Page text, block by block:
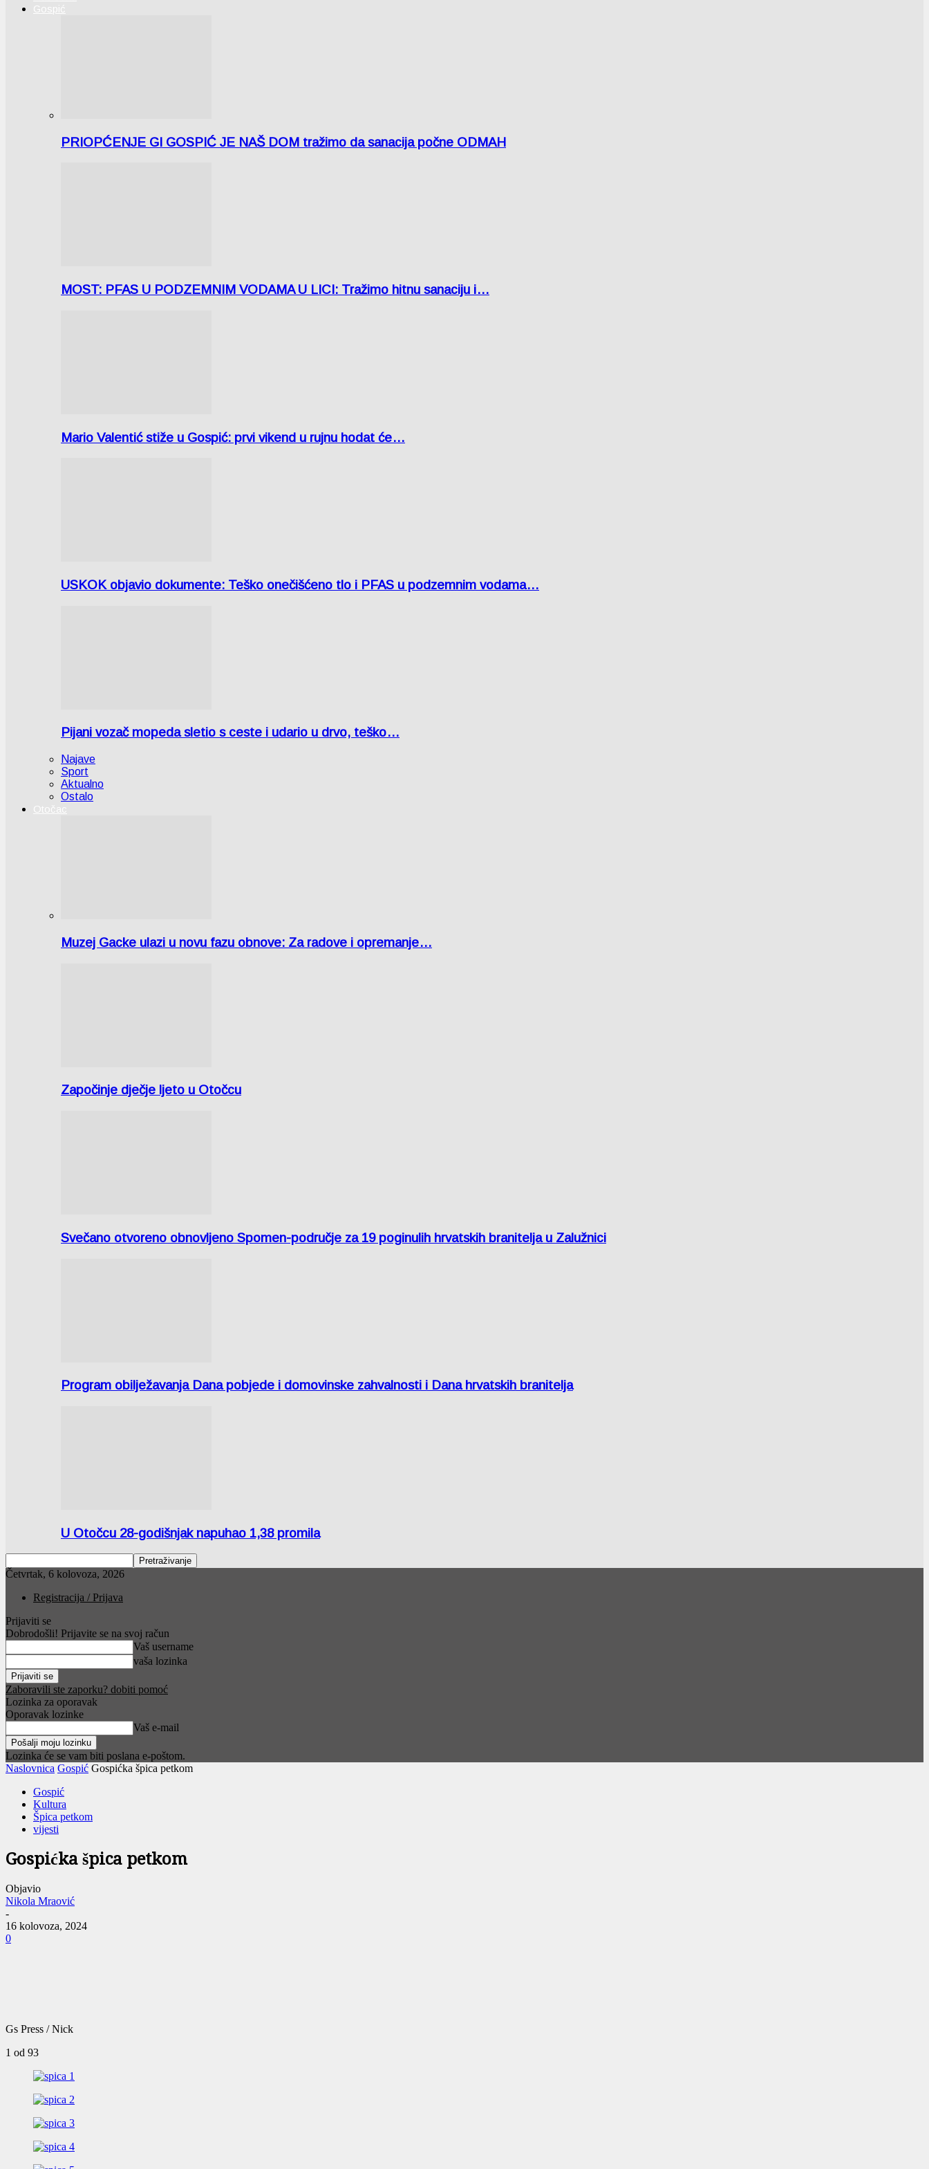
Gospić
PRIOPĆENJE GI GOSPIĆ JE NAŠ DOM tražimo da sanacija počne ODMAH
MOST: PFAS U PODZEMNIM VODAMA U LICI: Tražimo hitnu sanaciju i…
Mario Valentić stiže u Gospić: prvi vikend u rujnu hodat će…
USKOK objavio dokumente: Teško onečišćeno tlo i PFAS u podzemnim vodama…
Pijani vozač mopeda sletio s ceste i udario u drvo, teško…
Najave
Sport
Aktualno
Ostalo
Otočac
Muzej Gacke ulazi u novu fazu obnove: Za radove i opremanje…
Započinje dječje ljeto u Otočcu
Svečano otvoreno obnovljeno Spomen-područje za 19 poginulih hrvatskih branitelja u Zalužnici
Program obilježavanja Dana pobjede i domovinske zahvalnosti i Dana hrvatskih branitelja
U Otočcu 28-godišnjak napuhao 1,38 promila
Četvrtak, 6 kolovoza, 2026
Registracija / Prijava
Prijaviti se
Dobrodošli! Prijavite se na svoj račun
Vaš username
vaša lozinka
Zaboravili ste zaporku? dobiti pomoć
Lozinka za oporavak
Oporavak lozinke
Vaš e-mail
Lozinka će se vam biti poslana e-poštom.
Naslovnica Gospić Gospićka špica petkom
Gospić
Kultura
Špica petkom
vijesti
Gospićka špica petkom
Objavio
Nikola Mraović
-
16 kolovoza, 2024
0
Gs Press / Nick
1 od 93